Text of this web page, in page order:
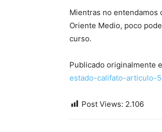
Mientras no entendamos
Oriente Medio, poco
curso.
Publicado originalmente
estado-califato-articulo-
Post Views: 2.106